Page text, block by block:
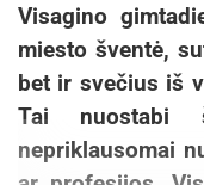
Visagino
miesto šventė,
bet ir svečius iš
Tai nuostabi
nepriklausomai